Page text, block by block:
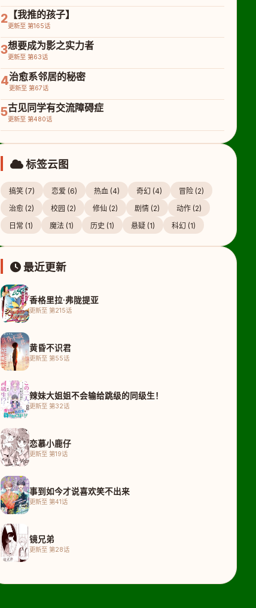
2 【我推的孩子】
更新至 第165话
3想要成为影之实力者
更新至 第63话
4治愈系邻居的秘密
更新至 第67话
5古见同学有交流障碍症
更新至 第480话
标签云图
搞笑 (7) 恋爱 (6) 热血 (4) 奇幻 (4)
冒险 (2)
治愈 (2)
校园 (2) 修仙 (2) 剧情 (2)
动作 (2)
日常 (1)
魔法 (1) 历史 (1) 悬疑 (1) 科幻 (1)
最近更新
香格里拉·弗陇提亚
更新至 第215话
黄昏不识君
更新至 第55话
辣妹大姐姐不会输给跳级的同级生！
更新至 第32话
恋慕小鹿仔
更新至 第19话
事到如今才说喜欢笑不出来
更新至 第41话
镜兄弟
更新至 第28话